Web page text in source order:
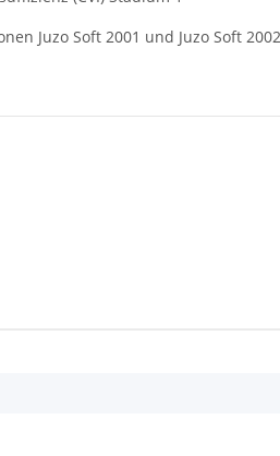
Juzo Soft 2001 und Juzo Soft